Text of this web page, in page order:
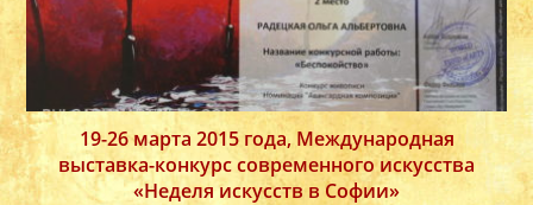
19-26 марта 2015 года, Международная
выставка-конкурс современного искусства
«Неделя искусств в Софии»